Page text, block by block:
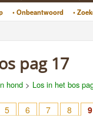
• Onbeantwoord •
pag 17
hond > Los in het bos
5 6 7 8 9